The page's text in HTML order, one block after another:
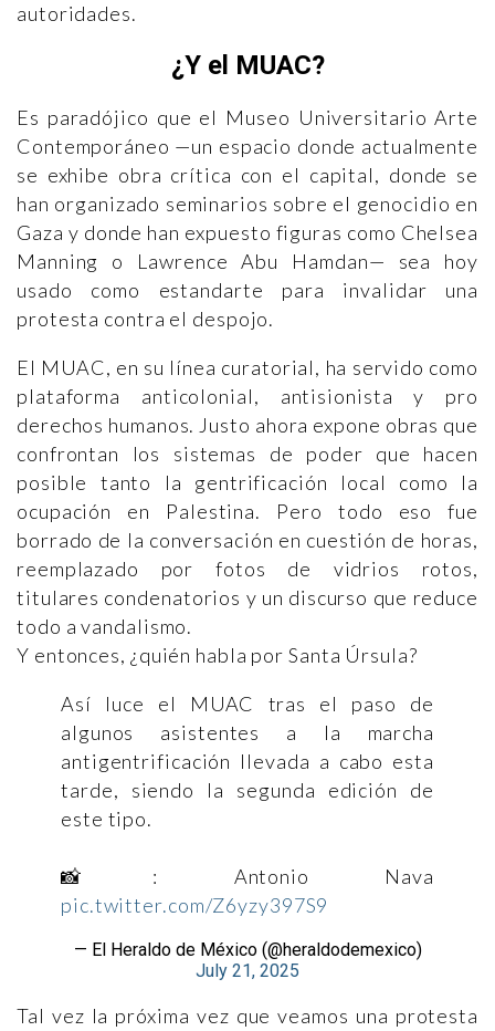
autoridades.
¿Y el MUAC?
Es paradójico que el Museo Universitario Arte
Contemporáneo —un espacio donde actualmente
se exhibe obra crítica con el capital, donde se
han organizado seminarios sobre el genocidio en
Gaza y donde han expuesto figuras como Chelsea
Manning o Lawrence Abu Hamdan— sea hoy
usado como estandarte para invalidar una
protesta contra el despojo.
El MUAC, en su línea curatorial, ha servido como
plataforma anticolonial, antisionista y pro
derechos humanos. Justo ahora expone obras que
confrontan los sistemas de poder que hacen
posible tanto la gentrificación local como la
ocupación en Palestina. Pero todo eso fue
borrado de la conversación en cuestión de horas,
reemplazado por fotos de vidrios rotos,
titulares condenatorios y un discurso que reduce
todo a vandalismo.
Y entonces, ¿quién habla por Santa Úrsula?
Así luce el MUAC tras el paso de
algunos asistentes a la marcha
antigentrificación llevada a cabo esta
tarde, siendo la segunda edición de
este tipo.
📸: Antonio Nava
pic.twitter.com/Z6yzy397S9
— El Heraldo de México (@heraldodemexico)
July 21, 2025
Tal vez la próxima vez que veamos una protesta